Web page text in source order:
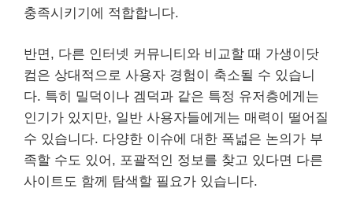
충족시키기에 적합합니다.
반면, 다른 인터넷 커뮤니티와 비교할 때 가생이닷
컴은 상대적으로 사용자 경험이 축소될 수 있습니
다. 특히 밀덕이나 겜덕과 같은 특정 유저층에게는
인기가 있지만, 일반 사용자들에게는 매력이 떨어질
수 있습니다. 다양한 이슈에 대한 폭넓은 논의가 부
족할 수도 있어, 포괄적인 정보를 찾고 있다면 다른
사이트도 함께 탐색할 필요가 있습니다.